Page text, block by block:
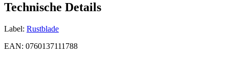
Technische Details
Label: Rustblade
EAN: 0760137111788